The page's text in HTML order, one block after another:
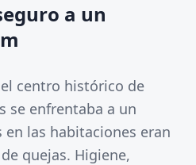
a un
centro histórico de
se enfrentaba a un
las habitaciones eran
quejas. Higiene,